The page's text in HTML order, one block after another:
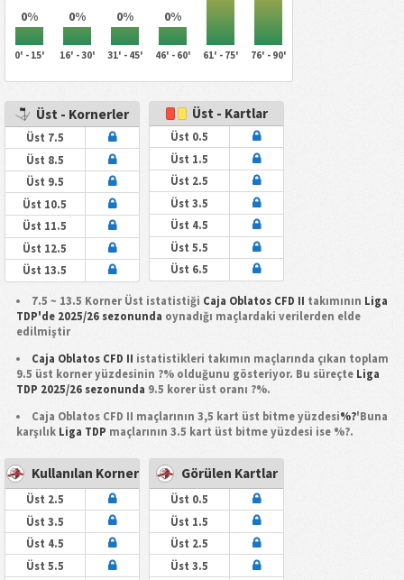
0% 0% 0% 0%
0' - 15' 16' - 30' 31' - 45' 46' - 60' 61' - 75' 76' - 90'
Üst - Kornerler
Üst 7.5
Üst 8.5
Üst 9.5
Üst 10.5
Üst 11.5
Üst 12.5
Üst 13.5
Üst - Kartlar
Üst 0.5
Üst 1.5
Üst 2.5
Üst 3.5
Üst 4.5
Üst 5.5
Üst 6.5
7.5 ~ 13.5 Korner Üst istatistiği Caja Oblatos CFD II takımının Liga
TDP'de 2025/26 sezonunda oynadığı maçlardaki verilerden elde
edilmiştir
Caja Oblatos CFD II istatistikleri takımın maçlarında çıkan toplam
9.5 üst korner yüzdesinin ?% olduğunu gösteriyor. Bu süreçte Liga
TDP 2025/26 sezonunda 9.5 korer üst oranı ?%.
Caja Oblatos CFD II maçlarının 3,5 kart üst bitme yüzdesi%?'Buna
karşılık Liga TDP maçlarının 3.5 kart üst bitme yüzdesi ise %?.
Kullanılan Korner
Üst 2.5
Üst 3.5
Üst 4.5
Üst 5.5
Görülen Kartlar
Üst 0.5
Üst 1.5
Üst 2.5
Üst 3.5